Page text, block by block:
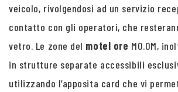
veicolo, rivolgendosi ad un servizio
contatto con gli operatori, che
vetro. Le zone del motel ore MO.OM,
in strutture separate accessibili
utilizzando l’apposita card che vi